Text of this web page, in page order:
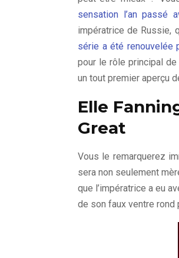
sensation l’an passé
impératrice de Russie,
série a été renouvelée
pour le rôle principal
un tout premier aperçu
Elle
Great
Vous le remarquerez
sera non seulement
que l’impératrice a eu
de son faux ventre rond